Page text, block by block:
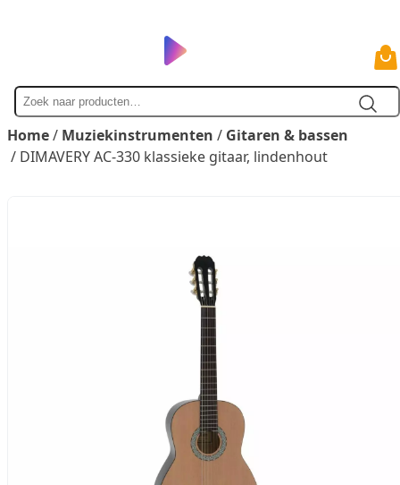
Zoek
naar
Home/ Muziekinstrumenten / Gitaren & bassen
/ DIMAVERY AC-330 klassieke gitaar, lindenhout